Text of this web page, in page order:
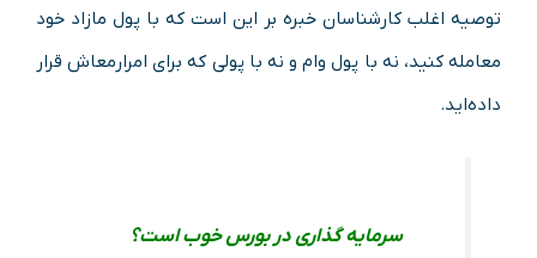
توصیه اغلب کارشناسان خبره بر این است که با پول مازاد خود
معامله کنید، نه با پول وام و نه با پولی که برای امرارمعاش قرار
داده‌اید.
سرمایه گذاری در بورس خوب است؟